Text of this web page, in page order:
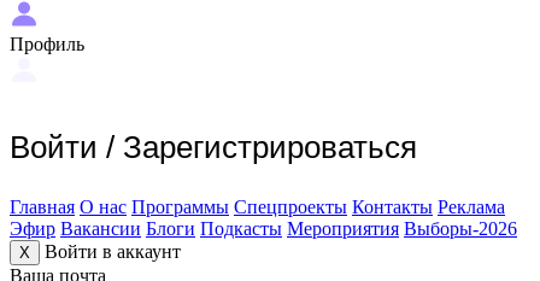
Профиль
Войти / Зарегистрироваться
Главная О нас Программы Спецпроекты Контакты Реклама
Эфир Вакансии Блоги Подкасты Мероприятия Выборы-2026
X
Войти в аккаунт
Ваша почта